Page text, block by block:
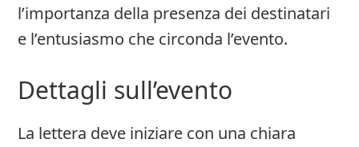
l’importanza della presenza dei destinatari
e l’entusiasmo che circonda l’evento.
Dettagli sull’evento
La lettera deve iniziare con una chiara